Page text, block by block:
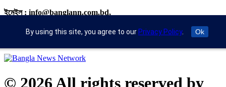
ইমেইল : info@banglann.com.bd,
মোবাইল : +৮৮ ০২ ২২২২৪৬৯১৮, ০২২২২২৪৬৪৪৯
© 2026 All rights reserved by
By using this site, you agree to our Privacy Policy. Ok